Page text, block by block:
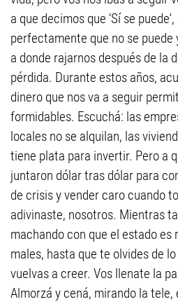
a que decimos que 'Sí se
perfectamente que no se puede
a donde rajarnos después de la
pérdida. Durante estos años,
dinero que nos va a seguir
formidables. Escuchá: las
locales no se alquilan, las
tiene plata para invertir. Pero a
juntaron dólar tras dólar para
de crisis y vender caro cuando
adivinaste, nosotros. Mientras
machando con que el estado es
males, hasta que te olvides de
vuelvas a creer. Vos llenate la
Almorzá y cená, mirando la tele,